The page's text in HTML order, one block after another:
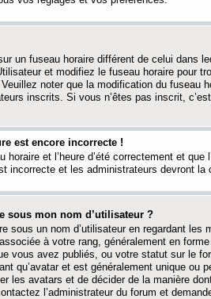
un fuseau horaire différent de celui dans
et modifiez le fuseau horaire pour
noter que la modification du fuseau
inscrits. Si vous n’êtes pas inscrit,
est encore incorrecte !
et l’heure d’été correctement et que
incorrecte et les administrateurs devront la
sous mon nom d’utilisateur ?
sous un nom d’utilisateur en regardant les
à votre rang, généralement en
vous avez publiés, ou votre statut sur le
qu’avatar et est généralement unique ou
les avatars et de décider de la manière
l’administrateur du forum et